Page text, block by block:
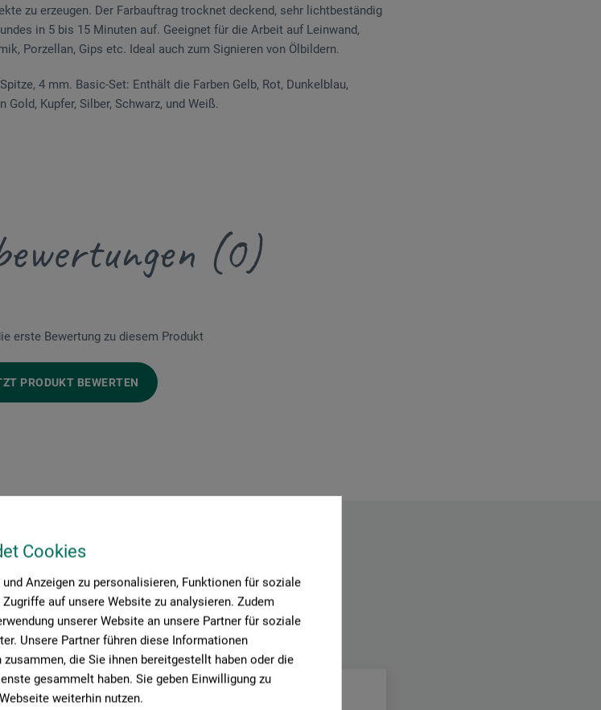
Cookies
Anzeigen zu personalisieren, Funktionen für soziale
auf unsere Website zu analysieren. Zudem
unserer Website an unsere Partner für soziale
Unsere Partner führen diese Informationen
die Sie ihnen bereitgestellt haben oder die
gesammelt haben. Sie geben Einwilligung zu
weiterhin nutzen.
zu erzeugen. Der Farbauftrag trocknet deckend, sehr lichtbeständig
in 5 bis 15 Minuten auf. Geeignet für die Arbeit auf Leinwand,
Porzellan, Gips etc. Ideal auch zum Signieren von Ölbildern.
4 mm. Basic-Set: Enthält die Farben Gelb, Rot, Dunkelblau,
Kupfer, Silber, Schwarz, und Weiß.
(0)
erste Bewertung zu diesem Produkt
PRODUKT BEWERTEN
Kontakt
des Herstellers zu diesem Produkt.